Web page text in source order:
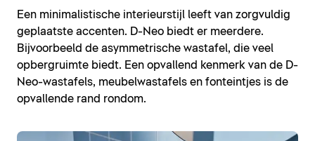
Een minimalistische interieurstijl leeft van zorgvuldig
geplaatste accenten. D-Neo biedt er meerdere.
Bijvoorbeeld de asymmetrische wastafel, die veel
opbergruimte biedt. Een opvallend kenmerk van de D-
Neo-wastafels, meubelwastafels en fonteintjes is de
opvallende rand rondom.